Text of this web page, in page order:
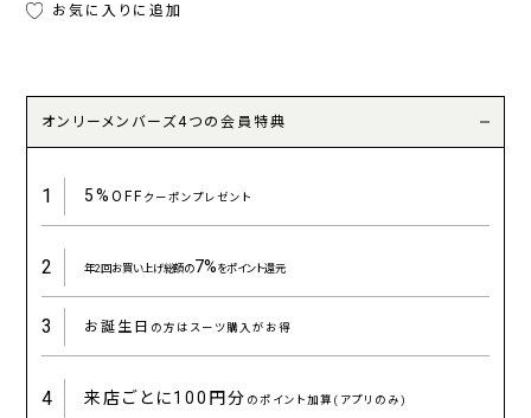
お気に入りに追加
オンリーメンバーズ4つの会員特典
1 5%OFFクーポンプレゼント
2 年2回お買い上げ総額の7%をポイント還元
3 お誕生日 の方はスーツ購入がお得
4 来店ごとに100円分 のポイント加算(アプリのみ)